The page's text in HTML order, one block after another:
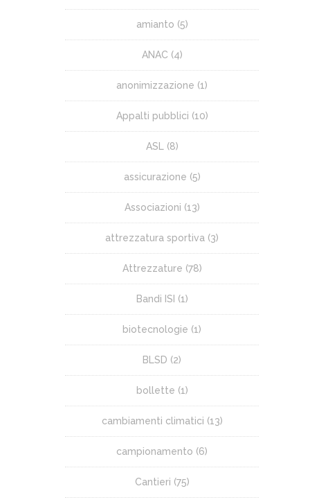
amianto (5)
ANAC (4)
anonimizzazione (1)
Appalti pubblici (10)
ASL (8)
assicurazione (5)
Associazioni (13)
attrezzatura sportiva (3)
Attrezzature (78)
Bandi ISI (1)
biotecnologie (1)
BLSD (2)
bollette (1)
cambiamenti climatici (13)
campionamento (6)
Cantieri (75)